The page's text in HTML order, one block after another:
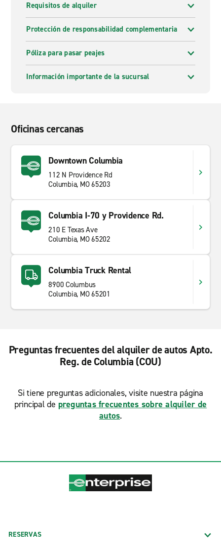
Requisitos de alquiler
Protección de responsabilidad complementaria
Póliza para pasar peajes
Información importante de la sucursal
Oficinas cercanas
Downtown Columbia
112 N Providence Rd
Columbia, MO 65203
Columbia I-70 y Providence Rd.
210 E Texas Ave
Columbia, MO 65202
Columbia Truck Rental
8900 Columbus
Columbia, MO 65201
Preguntas frecuentes del alquiler de autos Apto.
Reg. de Columbia (COU)
Si tiene preguntas adicionales, visite nuestra página
principal de preguntas frecuentes sobre alquiler de
autos.
RESERVAS